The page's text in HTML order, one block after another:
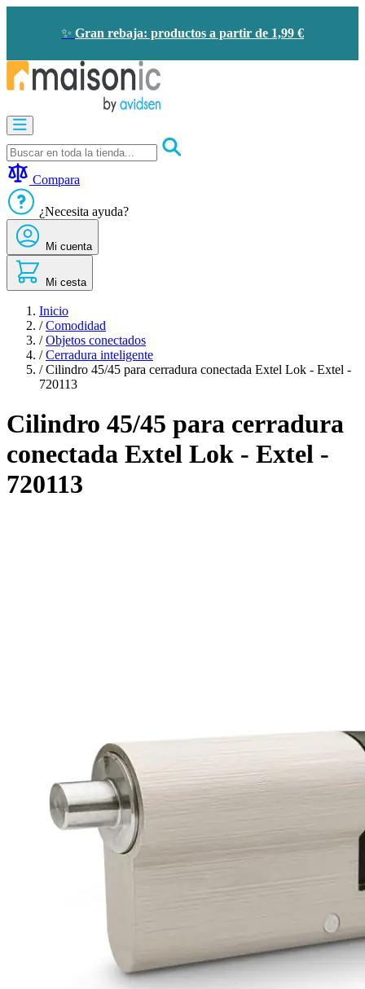
✨ Gran rebaja: productos a partir de 1,99 €
Audioporteros
y
videoporteros
-
ahorro
de
energía
Seguridad
Confort
Oportunidades
Compara
¿Necesita ayuda?
Mi cuenta
Mi cesta
Inicio
/ Comodidad
/ Objetos conectados
/ Cerradura inteligente​
/ Cilindro 45/45 para cerradura conectada Extel Lok - Extel -
720113
Cilindro 45/45 para cerradura
conectada Extel Lok - Extel -
720113